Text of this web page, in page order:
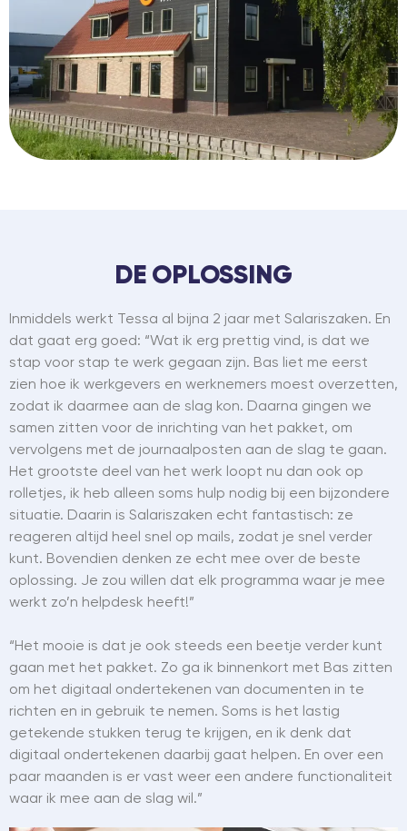
DE OPLOSSING
Inmiddels werkt Tessa al bijna 2 jaar met Salariszaken. En
dat gaat erg goed: “Wat ik erg prettig vind, is dat we
stap voor stap te werk gegaan zijn. Bas liet me eerst
zien hoe ik werkgevers en werknemers moest overzetten,
zodat ik daarmee aan de slag kon. Daarna gingen we
samen zitten voor de inrichting van het pakket, om
vervolgens met de journaalposten aan de slag te gaan.
Het grootste deel van het werk loopt nu dan ook op
rolletjes, ik heb alleen soms hulp nodig bij een bijzondere
situatie. Daarin is Salariszaken echt fantastisch: ze
reageren altijd heel snel op mails, zodat je snel verder
kunt. Bovendien denken ze echt mee over de beste
oplossing. Je zou willen dat elk programma waar je mee
werkt zo’n helpdesk heeft!”
“Het mooie is dat je ook steeds een beetje verder kunt
gaan met het pakket. Zo ga ik binnenkort met Bas zitten
om het digitaal ondertekenen van documenten in te
richten en in gebruik te nemen. Soms is het lastig
getekende stukken terug te krijgen, en ik denk dat
digitaal ondertekenen daarbij gaat helpen. En over een
paar maanden is er vast weer een andere functionaliteit
waar ik mee aan de slag wil.”